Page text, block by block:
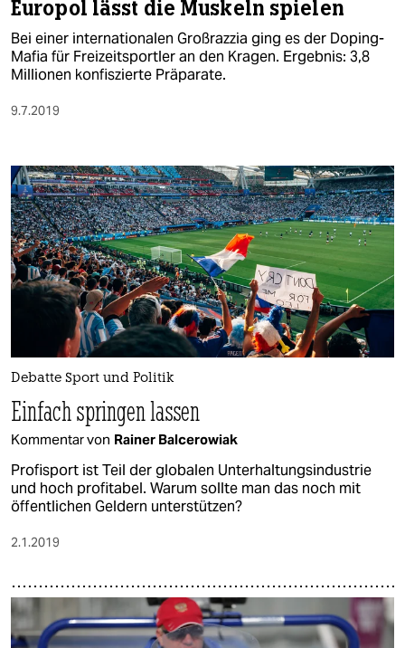
Europol lässt die Muskeln spielen
Bei einer internationalen Großrazzia ging es der Doping-
Mafia für Freizeitsportler an den Kragen. Ergebnis: 3,8
Millionen konfiszierte Präparate.
9.7.2019
Debatte Sport und Politik
Einfach springen lassen
Kommentar von Rainer Balcerowiak
Profisport ist Teil der globalen Unterhaltungsindustrie
und hoch profitabel. Warum sollte man das noch mit
öffentlichen Geldern unterstützen?
2.1.2019